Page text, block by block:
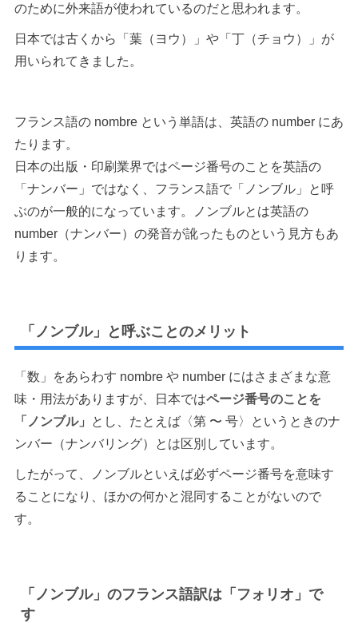
のために外来語が使われているのだと思われます。
日本では古くから「葉（ヨウ）」や「丁（チョウ）」が
用いられてきました。
フランス語の nombre という単語は、英語の number にあ
たります。
日本の出版・印刷業界ではページ番号のことを英語の
「ナンバー」ではなく、フランス語で「ノンブル」と呼
ぶのが一般的になっています。ノンブルとは英語の
number（ナンバー）の発音が訛ったものという見方もあ
ります。
「ノンブル」と呼ぶことのメリット
「数」をあらわす nombre や number にはさまざまな意
味・用法がありますが、日本ではページ番号のことを
「ノンブル」
とし、たとえば〈第 〜 号〉というときのナ
ンバー（ナンバリング）とは区別しています。
したがって、ノンブルといえば必ずページ番号を意味す
ることになり、ほかの何かと混同することがないので
す。
「ノンブル」のフランス語訳は「フォリオ」で
す